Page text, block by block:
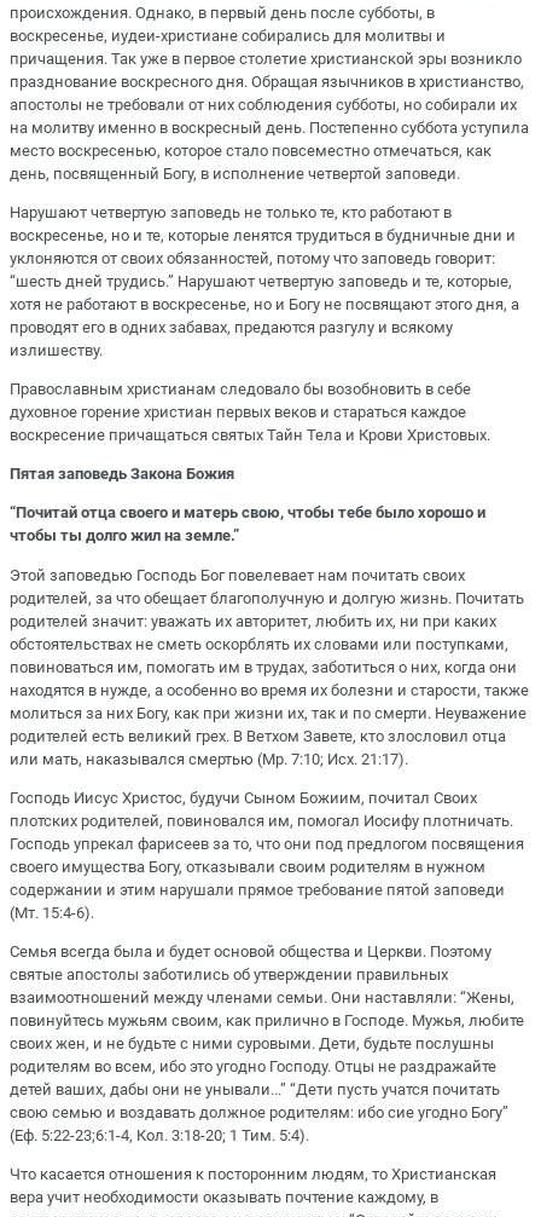
происхождения. Однако, в первый день после субботы, в
воскресенье, иудеи-христиане собирались для молитвы и
причащения. Так уже в первое столетие христианской эры возникло
празднование воскресного дня. Обращая язычников в христианство,
апостолы не требовали от них соблюдения субботы, но собирали их
на молитву именно в воскресный день. Постепенно суббота уступила
место воскресенью, которое стало повсеместно отмечаться, как
день, посвященный Богу, в исполнение четвертой заповеди.
Нарушают четвертую заповедь не только те, кто работают в
воскресенье, но и те, которые ленятся трудиться в будничные дни и
уклоняются от своих обязанностей, потому что заповедь говорит:
“шесть дней трудись.” Нарушают четвертую заповедь и те, которые,
хотя не работают в воскресенье, но и Богу не посвящают этого дня, а
проводят его в одних забавах, предаются разгулу и всякому
излишеству.
Православным христианам следовало бы возобновить в себе
духовное горение христиан первых веков и стараться каждое
воскресение причащаться святых Тайн Тела и Крови Христовых.
Пятая заповедь Закона Божия
“Почитай отца своего и матерь свою, чтобы тебе было хорошо и
чтобы ты долго жил на земле.”
Этой заповедью Господь Бог повелевает нам почитать своих
родителей, за что обещает благополучную и долгую жизнь. Почитать
родителей значит: уважать их авторитет, любить их, ни при каких
обстоятельствах не сметь оскорблять их словами или поступками,
повиноваться им, помогать им в трудах, заботиться о них, когда они
находятся в нужде, а особенно во время их болезни и старости, также
молиться за них Богу, как при жизни их, так и по смерти. Неуважение
родителей есть великий грех. В Ветхом Завете, кто злословил отца
или мать, наказывался смертью (Мр. 7:10; Исх. 21:17).
Господь Иисус Христос, будучи Сыном Божиим, почитал Своих
плотских родителей, повиновался им, помогал Иосифу плотничать.
Господь упрекал фарисеев за то, что они под предлогом посвящения
своего имущества Богу, отказывали своим родителям в нужном
содержании и этим нарушали прямое требование пятой заповеди
(Мт. 15:4-6).
Семья всегда была и будет основой общества и Церкви. Поэтому
святые апостолы заботились об утверждении правильных
взаимоотношений между членами семьи. Они наставляли: “Жены,
повинуйтесь мужьям своим, как прилично в Господе. Мужья, любите
своих жен, и не будьте с ними суровыми. Дети, будьте послушны
родителям во всем, ибо это угодно Господу. Отцы не раздражайте
детей ваших, дабы они не унывали...” “Дети пусть учатся почитать
свою семью и воздавать должное родителям: ибо сие угодно Богу”
(Еф. 5:22-23;6:1-4, Кол. 3:18-20; 1 Тим. 5:4).
Что касается отношения к посторонним людям, то Христианская
вера учит необходимости оказывать почтение каждому, в